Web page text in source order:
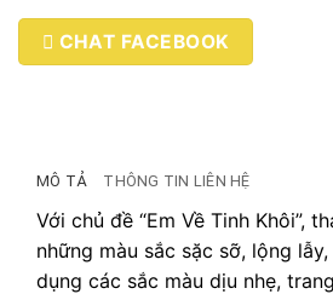
CHAT FACEBOOK
MÔ TẢ THÔNG TIN LIÊN HỆ
Với chủ đề “Em Về Tinh Khôi”,
những màu sắc sặc sỡ, lộng
dụng các sắc màu dịu nhẹ,